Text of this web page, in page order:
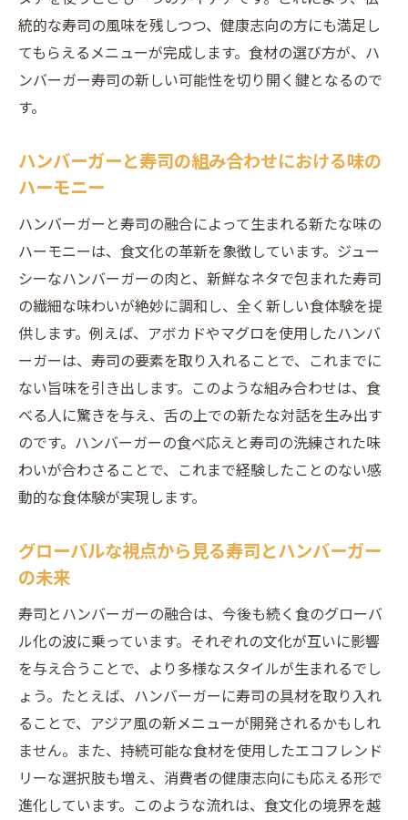
ハンバーガーと寿司の共演が生む多様な可
能性
食の新時代を切り開くハンバーガーと寿司
知のグルメ
伝統を尊重したハンバーガー寿司の新しい
魅力
革新を求めるハンバーガーと寿司の創造性
ハンバーガー寿司が示す食文化の変遷
寿司とハンバーガーが描く新たなグルメの
地平
未知のグルメ体験を求める人々への挑戦
伝統と革新が織りなすハンバーガー寿司の
魅惑
新感覚ハンバーガーと寿司の組み合わせが広げ
る味覚の可能性
れるクリエイティビティ
提案
寿司とハンバーガーの組み合わせが示す無
限の可能性
ハンバーガーと寿司が開く新感覚の食体験
寿司とハンバーガーの相乗効果を引き出す
方法
新しい味覚の領域を拓くハンバーガーと寿
司の挑戦
統的な寿司の風味を残しつつ、健康志向の方にも満足し
てもらえるメニューが完成します。食材の選び方が、ハ
ンバーガー寿司の新しい可能性を切り開く鍵となるので
す。
ハンバーガーと寿司の組み合わせにおける味の
ハーモニー
ハンバーガーと寿司の融合によって生まれる新たな味の
ハーモニーは、食文化の革新を象徴しています。ジュー
シーなハンバーガーの肉と、新鮮なネタで包まれた寿司
の繊細な味わいが絶妙に調和し、全く新しい食体験を提
供します。例えば、アボカドやマグロを使用したハンバ
ーガーは、寿司の要素を取り入れることで、これまでに
ない旨味を引き出します。このような組み合わせは、食
べる人に驚きを与え、舌の上での新たな対話を生み出す
のです。ハンバーガーの食べ応えと寿司の洗練された味
わいが合わさることで、これまで経験したことのない感
動的な食体験が実現します。
グローバルな視点から見る寿司とハンバーガー
の未来
寿司とハンバーガーの融合は、今後も続く食のグローバ
ル化の波に乗っています。それぞれの文化が互いに影響
を与え合うことで、より多様なスタイルが生まれるでし
ょう。たとえば、ハンバーガーに寿司の具材を取り入れ
ることで、アジア風の新メニューが開発されるかもしれ
ません。また、持続可能な食材を使用したエコフレンド
リーな選択肢も増え、消費者の健康志向にも応える形で
進化しています。このような流れは、食文化の境界を越